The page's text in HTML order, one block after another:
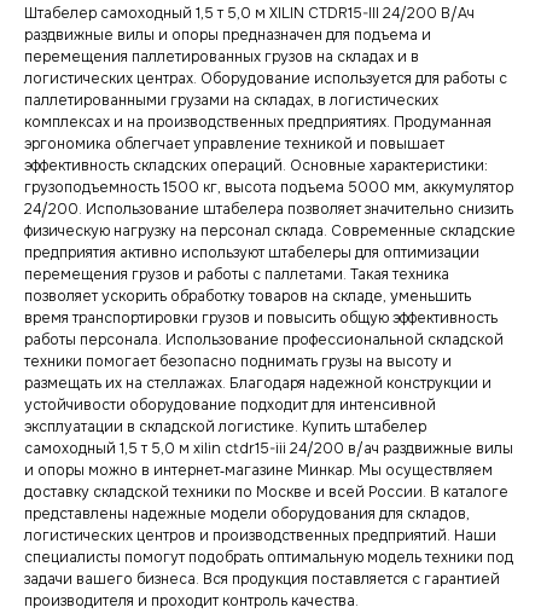
Штабелер самоходный 1,5 т 5,0 м XILIN CTDR15-III 24/200 В/Ач
раздвижные вилы и опоры предназначен для подъема и
перемещения паллетированных грузов на складах и в
логистических центрах. Оборудование используется для работы с
паллетированными грузами на складах, в логистических
комплексах и на производственных предприятиях. Продуманная
эргономика облегчает управление техникой и повышает
эффективность складских операций. Основные характеристики:
грузоподъемность 1500 кг, высота подъема 5000 мм, аккумулятор
24/200. Использование штабелера позволяет значительно снизить
физическую нагрузку на персонал склада. Современные складские
предприятия активно используют штабелеры для оптимизации
перемещения грузов и работы с паллетами. Такая техника
позволяет ускорить обработку товаров на складе, уменьшить
время транспортировки грузов и повысить общую эффективность
работы персонала. Использование профессиональной складской
техники помогает безопасно поднимать грузы на высоту и
размещать их на стеллажах. Благодаря надежной конструкции и
устойчивости оборудование подходит для интенсивной
эксплуатации в складской логистике. Купить штабелер
самоходный 1,5 т 5,0 м xilin ctdr15-iii 24/200 в/ач раздвижные вилы
и опоры можно в интернет‑магазине Минкар. Мы осуществляем
доставку складской техники по Москве и всей России. В каталоге
представлены надежные модели оборудования для складов,
логистических центров и производственных предприятий. Наши
специалисты помогут подобрать оптимальную модель техники под
задачи вашего бизнеса. Вся продукция поставляется с гарантией
производителя и проходит контроль качества.